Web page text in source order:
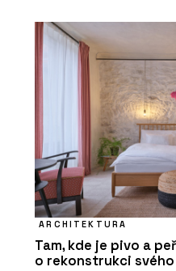
ARCHITEKTURA
Tam, kde je pivo a
o rekonstrukci